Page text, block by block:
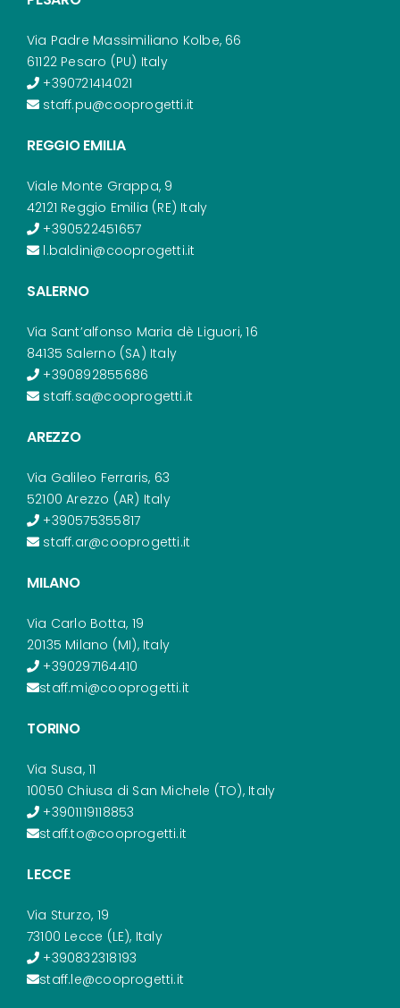
Via Padre Massimiliano Kolbe, 66
61122 Pesaro (PU) Italy
+390721414021
staff.pu@cooprogetti.it
REGGIO EMILIA
Viale Monte Grappa, 9
42121 Reggio Emilia (RE) Italy
+390522451657
l.baldini@cooprogetti.it
SALERNO
Via Sant’alfonso Maria dè Liguori, 16
84135 Salerno (SA) Italy
+390892855686
staff.sa@cooprogetti.it
AREZZO
Via Galileo Ferraris, 63
52100 Arezzo (AR) Italy
+390575355817
staff.ar@cooprogetti.it
MILANO
Via Carlo Botta, 19
20135 Milano (MI), Italy
+390297164410
staff.mi@cooprogetti.it
TORINO
Via Susa, 11
10050 Chiusa di San Michele (TO), Italy
+3901119118853
staff.to@cooprogetti.it
LECCE
Via Sturzo, 19
73100 Lecce (LE), Italy
+390832318193
staff.le@cooprogetti.it